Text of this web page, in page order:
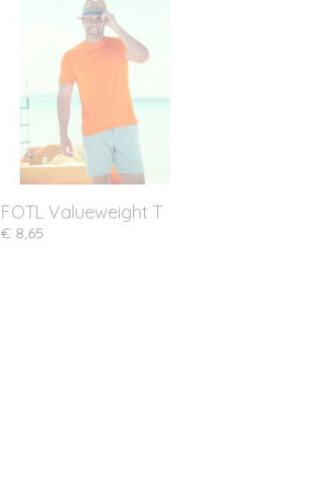
FOTL Valueweight T
€ 8,65